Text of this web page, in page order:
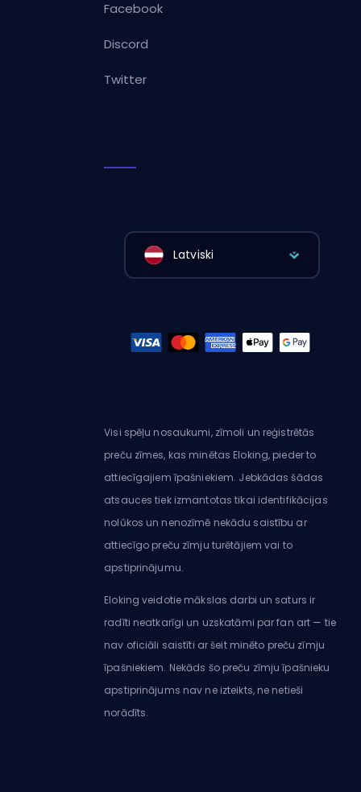
Facebook
Discord
Twitter
Latviski
Visi spēļu nosaukumi, zīmoli un reģistrētās
preču zīmes, kas minētas Eloking, pieder to
attiecīgajiem īpašniekiem. Jebkādas šādas
atsauces tiek izmantotas tikai identifikācijas
nolūkos un nenozīmē nekādu saistību ar
attiecīgo preču zīmju turētājiem vai to
apstiprinājumu.
Eloking veidotie mākslas darbi un saturs ir
radīti neatkarīgi un uzskatāmi par fan art — tie
nav oficiāli saistīti ar šeit minēto preču zīmju
īpašniekiem. Nekāds šo preču zīmju īpašnieku
apstiprinājums nav ne izteikts, ne netieši
norādīts.